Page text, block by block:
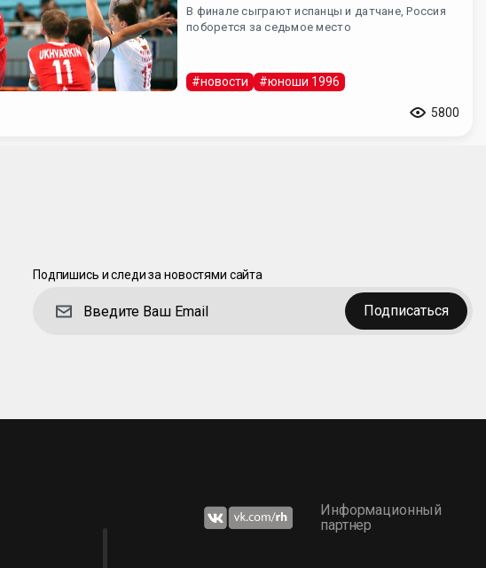
В финале сыграют испанцы и датчане, Россия
поборется за седьмое место
#новости #юноши 1996
5800
Подпишись и следи за новостями сайта
Подписаться
Информационный
партнер